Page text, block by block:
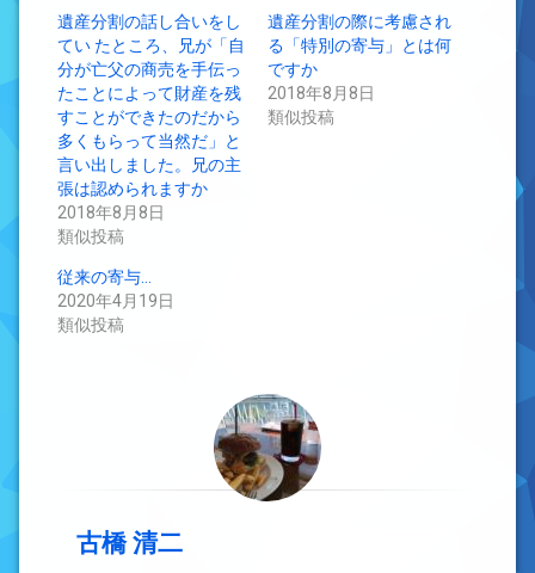
遺産分割の話し合いをし
てい たところ、兄が「自
分が亡父の商売を手伝っ
たことによって財産を残
すことができたのだから
多くもらって当然だ」と
言い出しました。兄の主
張は認められますか
2018年8月8日
類似投稿
遺産分割の際に考慮され
る「特別の寄与」とは何
ですか
2018年8月8日
類似投稿
従来の寄与…
2020年4月19日
類似投稿
古橋 清二